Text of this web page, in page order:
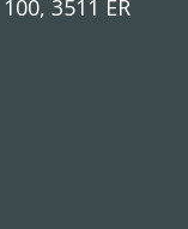
3511 ER